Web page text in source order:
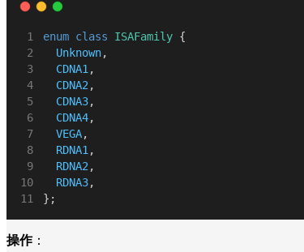
enum class ISAFamily {
Unknown,
CDNA1 ,
CDNA2 ,
CDNA3,
CDNA4,
VEGA,
RDNA1 ,
RDNA2 ,
RDNA3,
};
操作：